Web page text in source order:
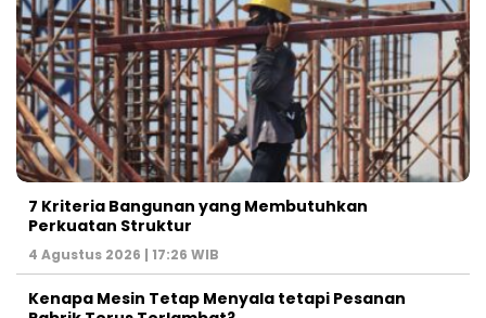
7 Kriteria Bangunan yang Membutuhkan
Perkuatan Struktur
4 Agustus 2026 | 17:26 WIB
Kenapa Mesin Tetap Menyala tetapi Pesanan